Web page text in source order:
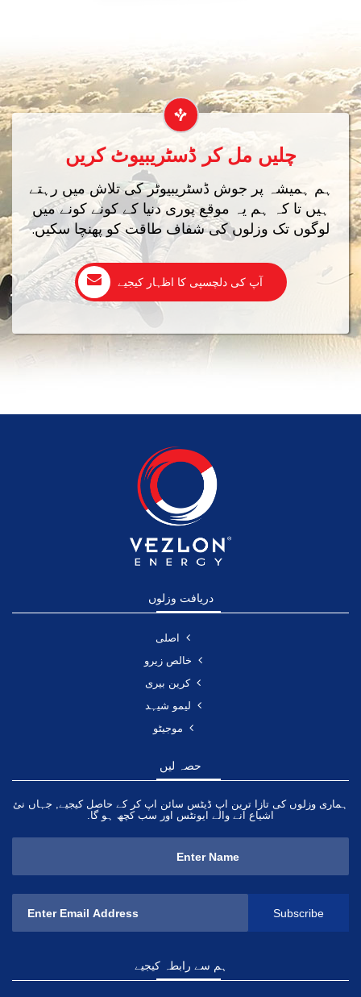
چلیں مل کر ڈسٹریبیوٹ کریں
ہم ہمیشہ پر جوش ڈسٹریبیوٹر کی تلاش میں رہتے
ہیں تا کہ ہم یہ موقع پوری دنیا کے کونے کونے میں
لوگوں تک وزلوں کی شفاف طاقت کو پھنچا سکیں.
آپ کی دلچسپی کا اظہار کیجیے
دریافت وزلوں
اصلی
خالص زیرو
کرین بیری
لیمو شیہد
موجیٹو
حصہ لیں
ہماری وزلوں کی تازا ترین اپ ڈیٹس سائن اپ کر کے حاصل کیجیے, جہاں نئ
اشیاع آنے والے ایونٹس اور سب کچھ ہو گا.
ہم سے رابطہ کیجیے